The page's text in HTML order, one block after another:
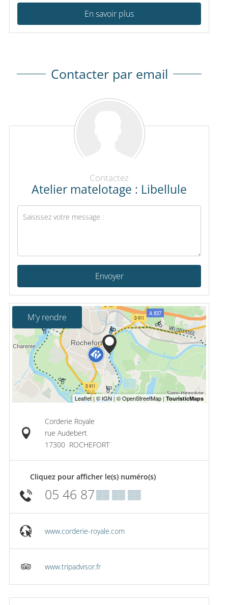
En savoir plus
Contacter par email
Contactez
Atelier matelotage : Libellule
Envoyer
M'y rendre
Corderie Royale
rue Audebert
17300 ROCHEFORT
Cliquez pour afficher le(s) numéro(s)
05 46 87▒▒ ▒▒ ▒▒
www.corderie-royale.com
www.tripadvisor.fr